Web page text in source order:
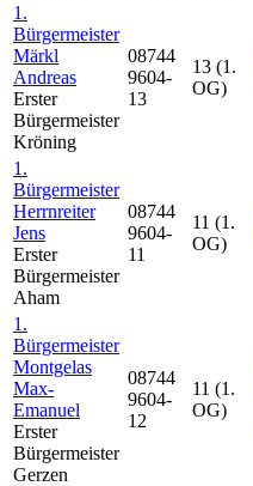
1.
Bürgermeister
Märkl
Andreas
Erster
Bürgermeister
Kröning
08744
9604-
13
13 (1.
OG)
1.
Bürgermeister
Herrnreiter
Jens
Erster
Bürgermeister
Aham
08744
9604-
11
11 (1.
OG)
1.
Bürgermeister
Montgelas
Max-
Emanuel
Erster
Bürgermeister
Gerzen
08744
9604-
12
11 (1.
OG)